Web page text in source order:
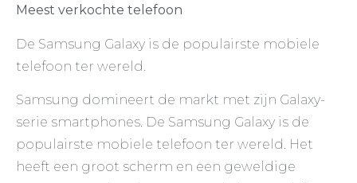
Meest verkochte telefoon
De Samsung Galaxy is de populairste mobiele
telefoon ter wereld.
Samsung domineert de markt met zijn Galaxy-
serie smartphones. De Samsung Galaxy is de
populairste mobiele telefoon ter wereld. Het
heeft een groot scherm en een geweldige